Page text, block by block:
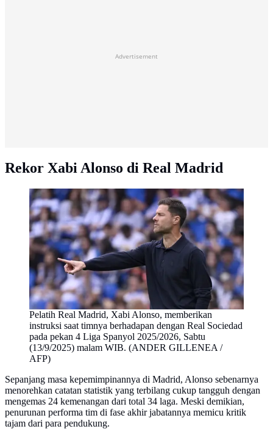
Advertisement
Rekor Xabi Alonso di Real Madrid
Pelatih Real Madrid, Xabi Alonso, memberikan
instruksi saat timnya berhadapan dengan Real Sociedad
pada pekan 4 Liga Spanyol 2025/2026, Sabtu
(13/9/2025) malam WIB. (ANDER GILLENEA /
AFP)
Sepanjang masa kepemimpinannya di Madrid, Alonso sebenarnya
menorehkan catatan statistik yang terbilang cukup tangguh dengan
mengemas 24 kemenangan dari total 34 laga. Meski demikian,
penurunan performa tim di fase akhir jabatannya memicu kritik
tajam dari para pendukung.